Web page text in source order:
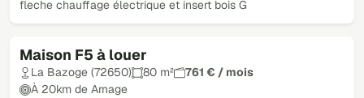
fleche chauffage électrique et insert bois G
Maison F5 à louer
Loué
La Bazoge (72650) 80 m²
761 € / mois
À 20km de Arnage